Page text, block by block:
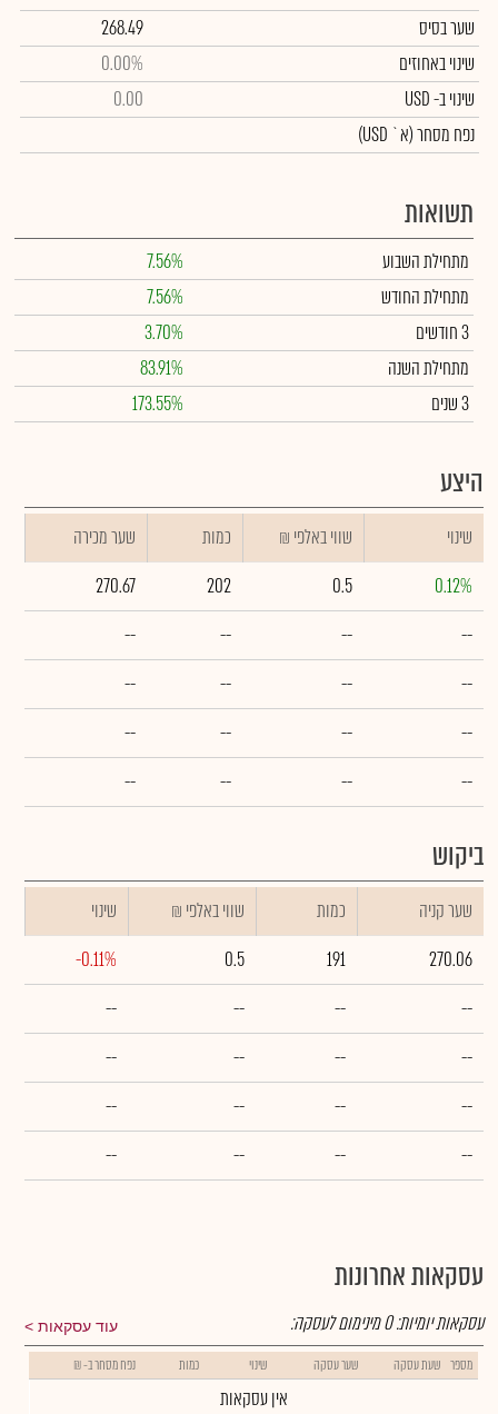
שער בסיס
268.49
שינוי באחוזים
0.00%
שינויב- USD
0.00
נפח מסחר(א` USD)
תשואות
מתחילת השבוע
7.56%
מתחילת החודש
7.56%
3 חודשים
3.70%
מתחילת השנה
83.91%
3 שנים
173.55%
היצע
שינוי ₪ שווי באלפי כמות
שער מכירה
0.12%
0.5
202
270.67
--
--
--
--
--
--
--
--
--
--
--
--
--
--
--
--
ביקוש
שער קניה כמות ₪ שווי באלפי
שינוי
270.06
191
0.5
-0.11%
--
--
--
--
--
--
--
--
--
--
--
--
--
--
--
--
עסקאות אחרונות
עוד עסקאות עסקאות יומיות:0מינימום לעסקה:
מספר שעת עסקה שער עסקה שינוי כמות נפח מסחר ב- ₪
אין עסקאות